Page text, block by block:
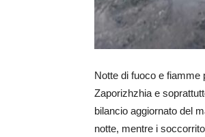
Notte di fuoco e fiamme
Zaporizhzhia e
bilancio aggiornato del
notte, mentre i